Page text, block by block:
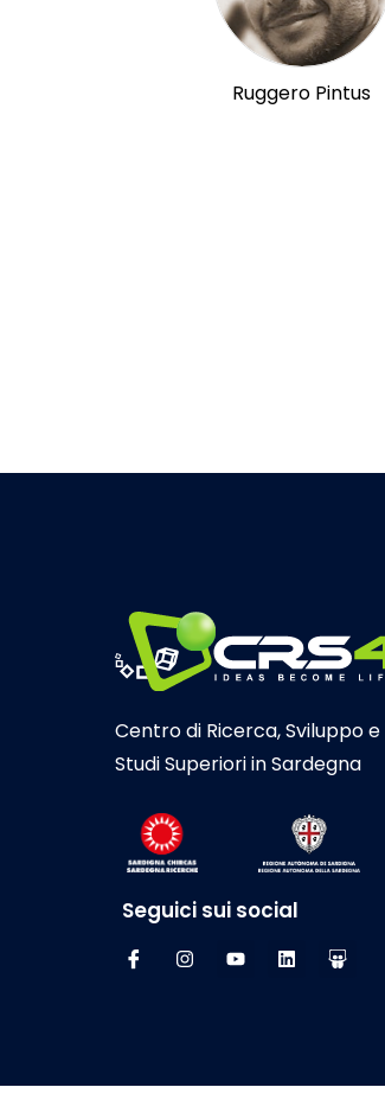
Ruggero Pintus
Centro di Ricerca, Sviluppo e
Studi Superiori in Sardegna
Seguici sui social